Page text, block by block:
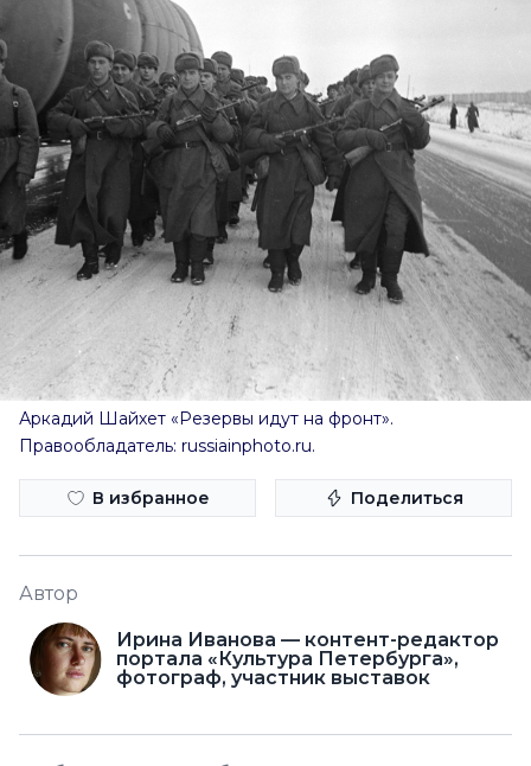
Аркадий Шайхет «Резервы идут на фронт».
Правообладатель: russiainphoto.ru.
В избранное Поделиться
Автор
Ирина Иванова — контент-редактор
портала «Культура Петербурга»,
фотограф, участник выставок